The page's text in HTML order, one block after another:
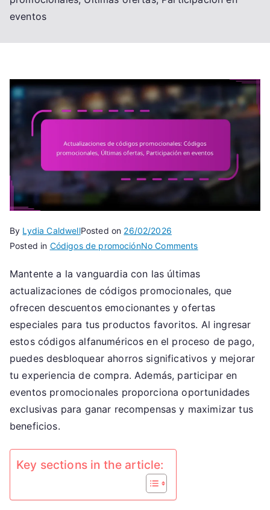
eventos
By Lydia CaldwellPosted on 26/02/2026
Posted in Códigos de promociónNo Commentson
de
códigos
promocionales:
Códigos
promocionales,
ofertas,
Participación
en
eventos
Mantente a la vanguardia con las últimas
actualizaciones de códigos promocionales, que
ofrecen descuentos emocionantes y ofertas
especiales para tus productos favoritos. Al ingresar
estos códigos alfanuméricos en el proceso de pago,
puedes desbloquear ahorros significativos y mejorar
tu experiencia de compra. Además, participar en
eventos promocionales proporciona oportunidades
exclusivas para ganar recompensas y maximizar tus
beneficios.
Key sections in the article: